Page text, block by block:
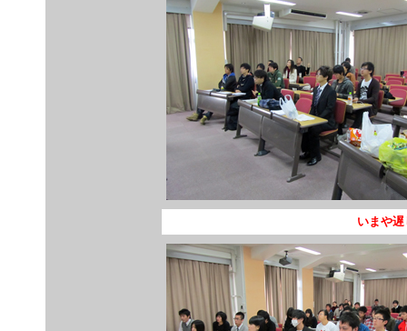
いまや